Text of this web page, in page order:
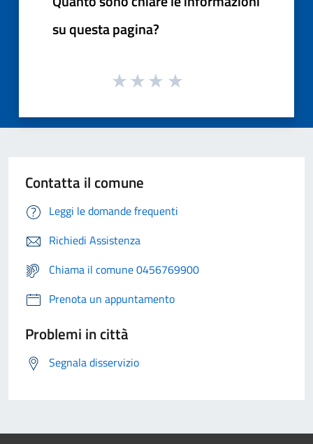
su questa pagina?
Contatta il comune
Leggi le domande frequenti
Richiedi Assistenza
Chiama il comune 0456769900
Prenota un appuntamento
Problemi in città
Segnala disservizio